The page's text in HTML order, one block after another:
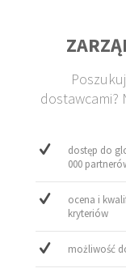
dostawcami?
dostęp do
000
ocena i
kryteriów
możliwość